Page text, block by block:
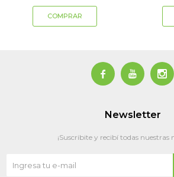
  
Newsletter
¡Suscribite y recibí todas nuestras